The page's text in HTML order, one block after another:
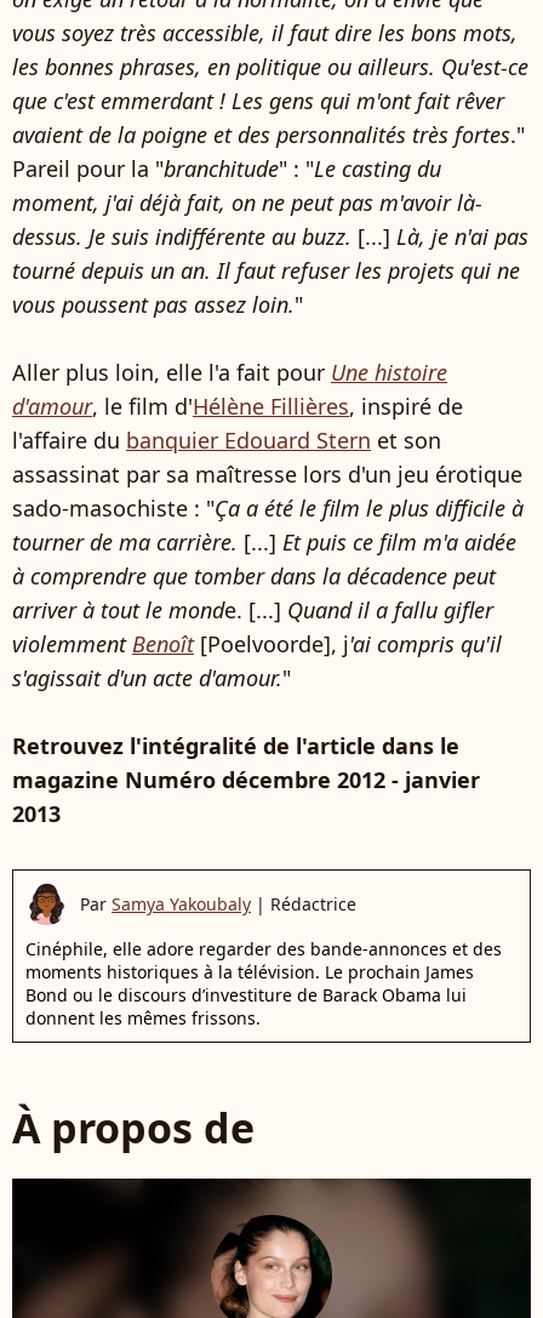
vous soyez très accessible, il faut dire les bons mots,
les bonnes phrases, en politique ou ailleurs. Qu'est-ce
que c'est emmerdant ! Les gens qui m'ont fait rêver
avaient de la poigne et des personnalités très fortes."
Pareil pour la "branchitude" : "Le casting du
moment, j'ai déjà fait, on ne peut pas m'avoir là-
dessus. Je suis indifférente au buzz. [...] Là, je n'ai pas
tourné depuis un an. Il faut refuser les projets qui ne
vous poussent pas assez loin."
Aller plus loin, elle l'a fait pour Une histoire
d'amour, le film d'Hélène Fillières, inspiré de
l'affaire du banquier Edouard Stern et son
assassinat par sa maîtresse lors d'un jeu érotique
sado-masochiste : "Ça a été le film le plus difficile à
tourner de ma carrière. [...] Et puis ce film m'a aidée
à comprendre que tomber dans la décadence peut
arriver à tout le monde. [...] Quand il a fallu gifler
violemment Benoît[Poelvoorde], j'ai compris qu'il
s'agissait d'un acte d'amour."
Retrouvez l'intégralité de l'article dans le
magazine Numéro décembre 2012 - janvier
2013
Par Samya Yakoubaly | Rédactrice
Cinéphile, elle adore regarder des bande-annonces et des
moments historiques à la télévision. Le prochain James
Bond ou le discours d’investiture de Barack Obama lui
donnent les mêmes frissons.
À propos de